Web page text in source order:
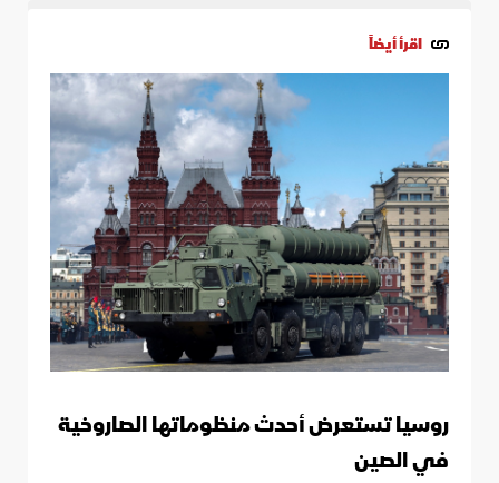
اقرأ أيضاً
روسيا تستعرض أحدث منظوماتها الصاروخية
في الصين